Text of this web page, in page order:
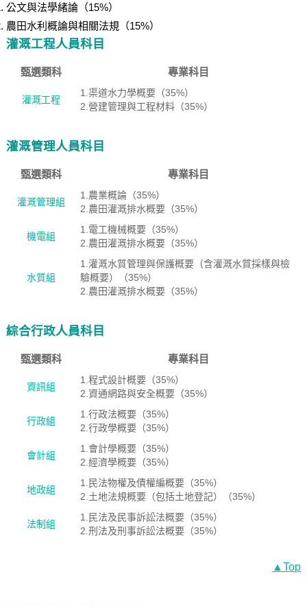
公文與法學緒論（15%）
農田水利概論與相關法規（15%）
灌溉工程人員科目
甄選類科 專業科目
灌溉工程
1.渠道水力學概要（35%）
2.營建管理與工程材料（35%）
灌溉管理人員科目
甄選類科 專業科目
灌溉管理組
1.農業概論（35%）
2.農田灌溉排水概要（35%）
機電組
1.電工機械概要（35%）
2.農田灌溉排水概要（35%）
水質組
1.灌溉水質管理與保護概要（含灌溉水質採樣與檢
驗概要）（35%）
2.農田灌溉排水概要（35%）
綜合行政人員科目
甄選類科 專業科目
資訊組
1.程式設計概要（35%）
2.資通網路與安全概要（35%）
行政組
1.行政法概要（35%）
2.行政學概要（35%）
會計組
1.會計學概要（35%）
2.經濟學概要（35%）
地政組
1.民法物權及債權編概要（35%）
2.土地法規概要（包括土地登記）（35%）
法制組
1.民法及民事訴訟法概要（35%）
2.刑法及刑事訴訟法概要（35%）
▲Top